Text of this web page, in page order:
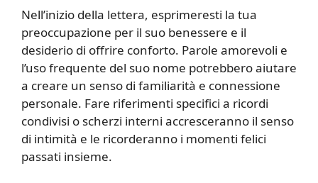
Nell’inizio della lettera, esprimeresti la tua
preoccupazione per il suo benessere e il
desiderio di offrire conforto. Parole amorevoli e
l’uso frequente del suo nome potrebbero aiutare
a creare un senso di familiarità e connessione
personale. Fare riferimenti specifici a ricordi
condivisi o scherzi interni accresceranno il senso
di intimità e le ricorderanno i momenti felici
passati insieme.